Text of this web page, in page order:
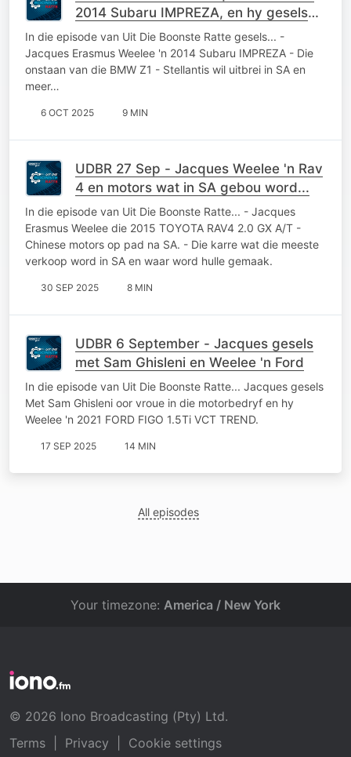
2014 Subaru IMPREZA, en hy gesels
oor die BMW Z1
In die episode van Uit Die Boonste Ratte gesels... -
Jacques Erasmus Weelee 'n 2014 Subaru IMPREZA - Die
onstaan van die BMW Z1 - Stellantis wil uitbrei in SA en
meer…
6 OCT 2025 9 MIN
UDBR 27 Sep - Jacques Weelee 'n Rav
4 en motors wat in SA gebou word...
In die episode van Uit Die Boonste Ratte... - Jacques
Erasmus Weelee die 2015 TOYOTA RAV4 2.0 GX A/T -
Chinese motors op pad na SA. - Die karre wat die meeste
verkoop word in SA en waar word hulle gemaak.
30 SEP 2025 8 MIN
UDBR 6 September - Jacques gesels
met Sam Ghisleni en Weelee 'n Ford
In die episode van Uit Die Boonste Ratte... Jacques gesels
Met Sam Ghisleni oor vroue in die motorbedryf en hy
Weelee 'n 2021 FORD FIGO 1.5Ti VCT TREND.
17 SEP 2025 14 MIN
All episodes
Your timezone: America / New York
© 2026 Iono Broadcasting (Pty) Ltd.
Terms
Privacy Cookie settings